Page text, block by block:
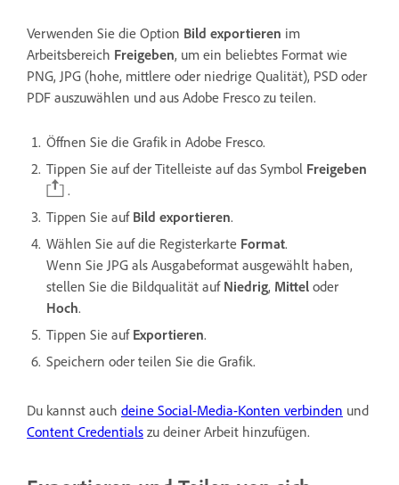
Verwenden Sie die Option Bild exportieren im
Arbeitsbereich Freigeben, um ein beliebtes Format wie
PNG, JPG (hohe, mittlere oder niedrige Qualität), PSD oder
PDF auszuwählen und aus Adobe Fresco zu teilen.
Öffnen Sie die Grafik in Adobe Fresco.
Tippen Sie auf der Titelleiste auf das Symbol Freigeben
.
Tippen Sie auf Bild exportieren.
Wählen Sie auf die Registerkarte Format.
Wenn Sie JPG als Ausgabeformat ausgewählt haben,
stellen Sie die Bildqualität aufNiedrig, Mittel oder
Hoch.
Tippen Sie auf Exportieren.
Speichern oder teilen Sie die Grafik.
Du kannst auch deine Social-Media-Konten verbinden und
Content Credentials zu deiner Arbeit hinzufügen.